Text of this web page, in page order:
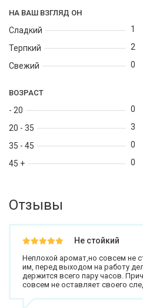
НА ВАШ ВЗГЛЯД ОН
Сладкий
Терпкий
Свежий
1
2
0
ВОЗРАСТ
- 20
20 - 35
35 - 45
45 +
0
3
0
0
Отзывы
Не стойкий
Неплохой аромат,но совсем не
им, перед выходом на работу
держится всего пару часов.
совсем не оставляет своего